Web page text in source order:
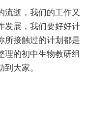
流逝，我们的工作又
发展，我们要好好计
所接触过的计划都是
理的初中生物教研组
大家。